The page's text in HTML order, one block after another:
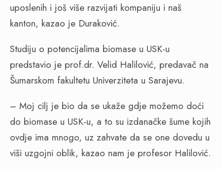
uposlenih i još više razvijati kompaniju i naš
kanton, kazao je Duraković.
Studiju o potencijalima biomase u USK-u
predstavio je prof.dr. Velid Halilović, predavač na
Šumarskom fakultetu Univerziteta u Sarajevu.
– Moj cilj je bio da se ukaže gdje možemo doći
do biomase u USK-u, a to su izdanačke šume kojih
ovdje ima mnogo, uz zahvate da se one dovedu u
viši uzgojni oblik, kazao nam je profesor Halilović.